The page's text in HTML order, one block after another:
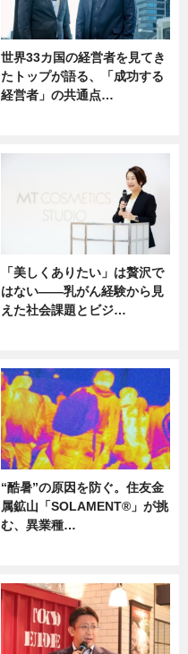
世界33カ国の経営者を見てき
たトップが語る、「成功する
経営者」の共通点…
「美しくありたい」は贅沢で
はない――乳がん経験から見
えた社会課題とビジ…
“酷暑”の原因を防ぐ。住友金
属鉱山「SOLAMENT®」が挑
む、異業種…